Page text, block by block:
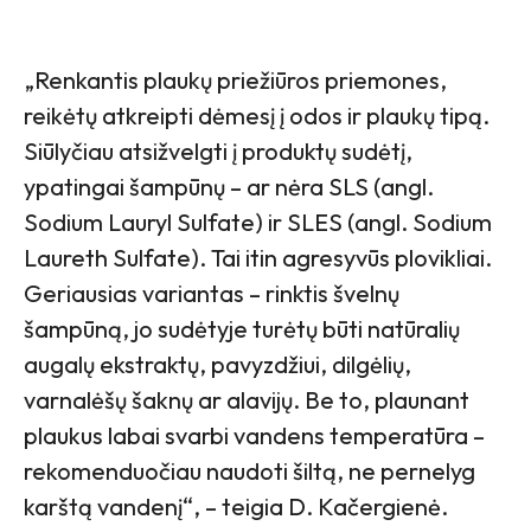
„Renkantis plaukų priežiūros priemones,
reikėtų atkreipti dėmesį į odos ir plaukų tipą.
Siūlyčiau atsižvelgti į produktų sudėtį,
ypatingai šampūnų – ar nėra SLS (angl.
Sodium Lauryl Sulfate) ir SLES (angl. Sodium
Laureth Sulfate). Tai itin agresyvūs plovikliai.
Geriausias variantas – rinktis švelnų
šampūną, jo sudėtyje turėtų būti natūralių
augalų ekstraktų, pavyzdžiui, dilgėlių,
varnalėšų šaknų ar alavijų. Be to, plaunant
plaukus labai svarbi vandens temperatūra –
rekomenduočiau naudoti šiltą, ne pernelyg
karštą vandenį“, – teigia D. Kačergienė.